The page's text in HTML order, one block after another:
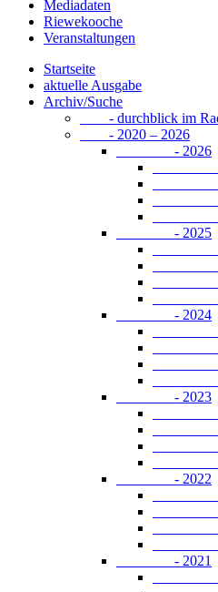
Mediadaten
Riewekooche
Veranstaltungen
Startseite
aktuelle Ausgabe
Archiv/Suche
- durchblick im
- 2020 – 2026
- 2026
-
-
-
-
- 2025
-
-
-
-
- 2024
-
-
-
-
- 2023
-
-
-
-
- 2022
-
-
-
-
- 2021
-